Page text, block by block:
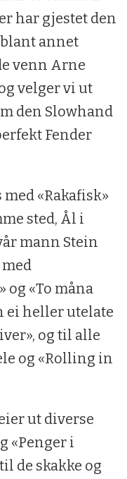
har gjestet den
annet
venn Arne
velger vi ut
den Slowhand
Fender
«Rakafisk»
sted, Ål i
mann Stein
og «To måna
ei heller utelate
og til alle
og «Rolling in
ut diverse
«Penger i
de skakke og